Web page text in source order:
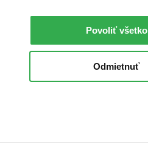
Povoliť všetko
Odmietnuť